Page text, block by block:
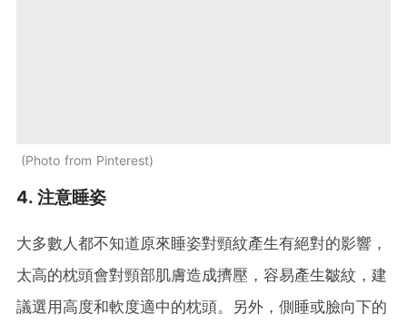
Photo from Pinterest
4. 注意睡姿
大多數人都不知道原來睡姿對頸紋產生有絕對的影響，
太高的枕頭會對頸部肌膚造成擠壓，容易產生皺紋，建
議選用高度和軟度適中的枕頭。另外，側睡或臉向下的